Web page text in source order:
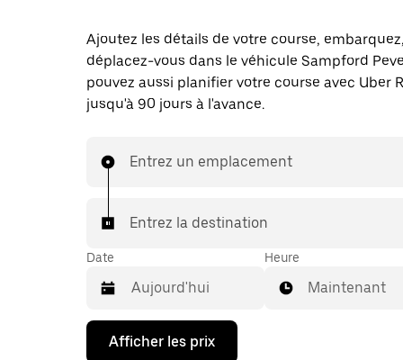
Ajoutez les détails de votre course,
déplacez-vous dans le véhicule Sampford
pouvez aussi planifier votre course avec Uber
jusqu'à 90 jours à l'avance.
Entrez un emplacement
Entrez la destination
Date
Appuyez
Heure
Maintenant
Afficher les prix